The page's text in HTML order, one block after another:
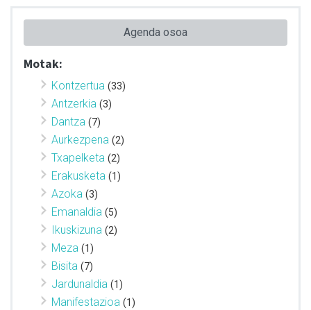
Agenda osoa
Motak:
Kontzertua (33)
Antzerkia (3)
Dantza (7)
Aurkezpena (2)
Txapelketa (2)
Erakusketa (1)
Azoka (3)
Emanaldia (5)
Ikuskizuna (2)
Meza (1)
Bisita (7)
Jardunaldia (1)
Manifestazioa (1)